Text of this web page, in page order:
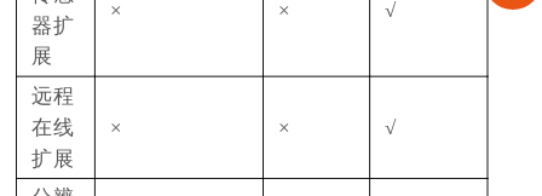
器扩
展
× × √
远程
在线
扩展
× × √